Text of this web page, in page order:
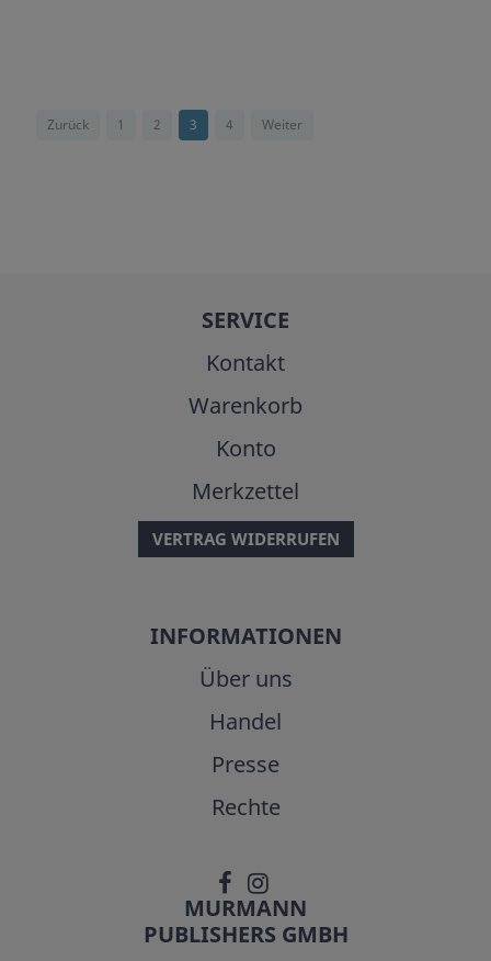
Zurück 1 2 3 4 Weiter
SERVICE
Kontakt
Warenkorb
Konto
Merkzettel
VERTRAG WIDERRUFEN
INFORMATIONEN
Über uns
Handel
Presse
Rechte
MURMANN
PUBLISHERS GMBH